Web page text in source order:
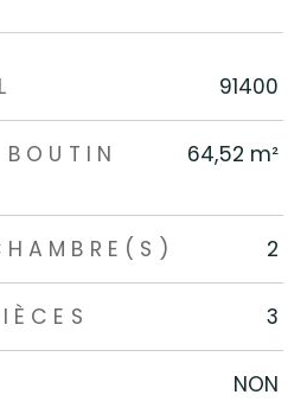
TRAD_ZEPHYR_Valeurs
91400
64,52 m²
2
3
NON